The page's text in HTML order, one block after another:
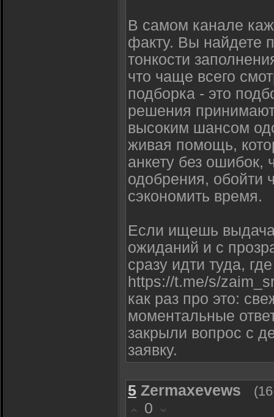
В самом канале
факту. Вы найдете
тонкости
что чаще всего
подборка - это
решения
высоким шансом
живая помощь,
анкету без ошибок,
одобрения, обойти
сэкономить время.
Если ищешь выдача
ожиданий и с
сразу идти туда,
https://t.me/s/
как раз про это:
моментальные
закрыли вопрос с
заявку.
5 Zermaxevews
0